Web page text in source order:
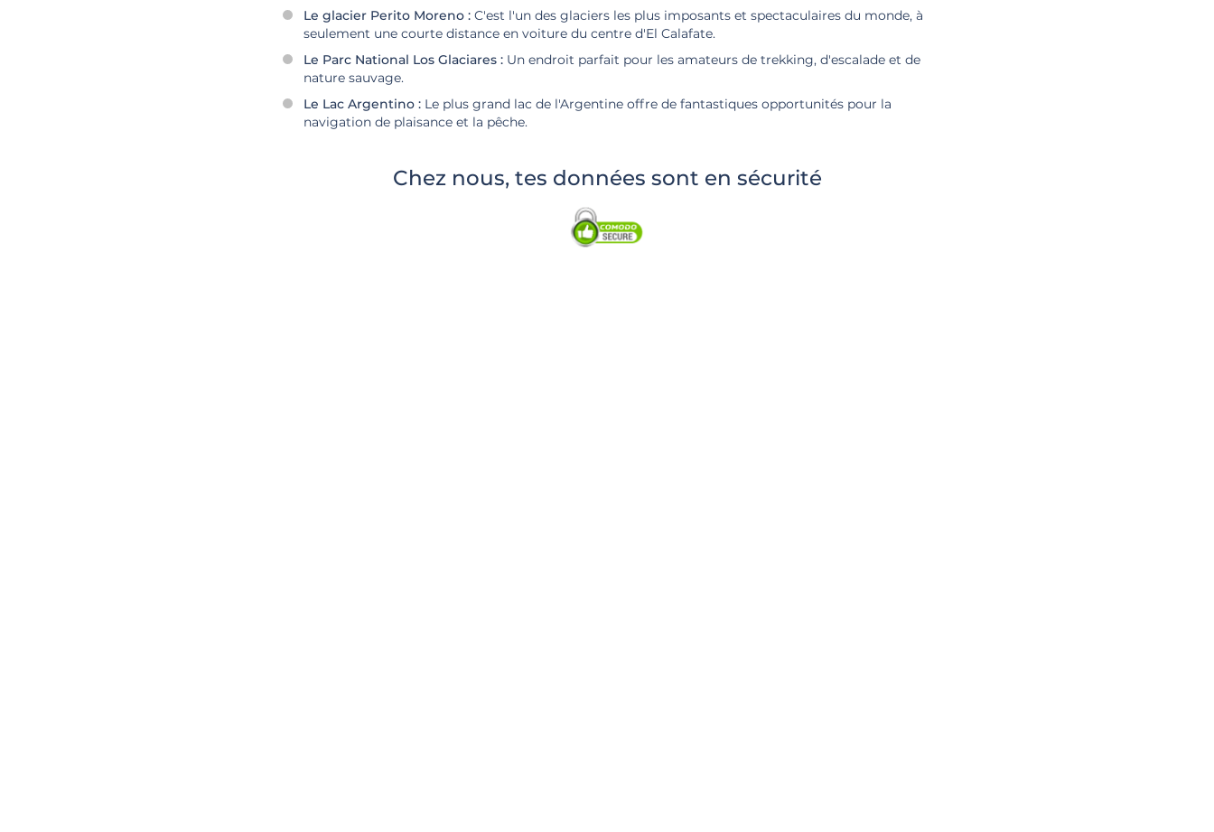
Le glacier Perito Moreno : C'est l'un des glaciers les plus imposants et spectaculaires du monde, à
seulement une courte distance en voiture du centre d'El Calafate.
Le Parc National Los Glaciares : Un endroit parfait pour les amateurs de trekking, d'escalade et de
nature sauvage.
Le Lac Argentino : Le plus grand lac de l'Argentine offre de fantastiques opportunités pour la
navigation de plaisance et la pêche.
Chez nous, tes données sont en sécurité